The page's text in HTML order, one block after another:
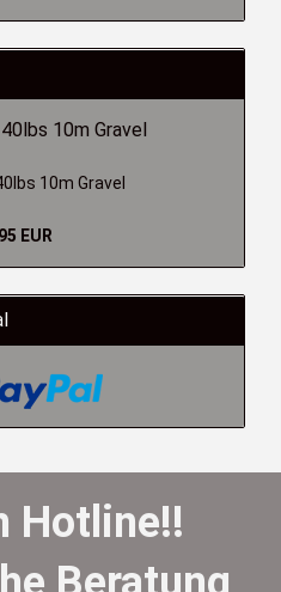
10m Gravel
EUR
Hotline!!
Beratung